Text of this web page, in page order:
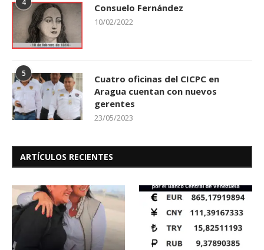
4 Consuelo Fernández
10/02/2022
5
Cuatro oficinas del CICPC en
Aragua cuentan con nuevos
gerentes
23/05/2023
ARTÍCULOS RECIENTES